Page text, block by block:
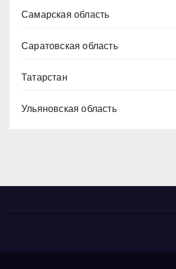
Самарская область
Саратовская область
Татарстан
Ульяновская область